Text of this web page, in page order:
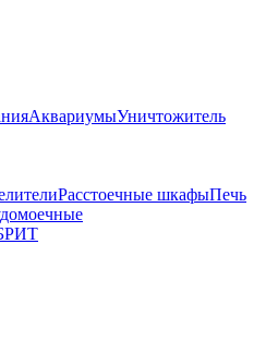
АквариумыУничтожитель
Расстоечные шкафыПечь